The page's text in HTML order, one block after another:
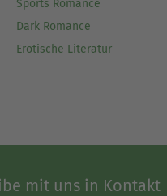
Sports Romance
Dark Romance
Erotische Literatur
mit uns in Kontakt